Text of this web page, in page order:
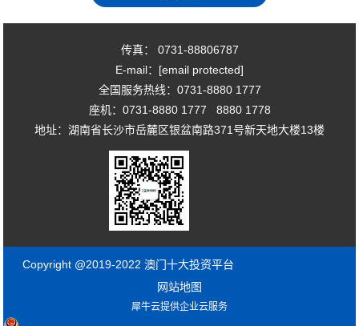
传真： 0731-88806787
E-mail： [email protected]
全国服务热线：0731-8880 1777
座机：0731-8880 1777 8880 1778
地址：湖南省长沙市岳麓区银盆南路371号新天地大楼13楼
Copyright @2019-2022 澳门十大投资平台
网站地图
犀牛云提供企业云服务